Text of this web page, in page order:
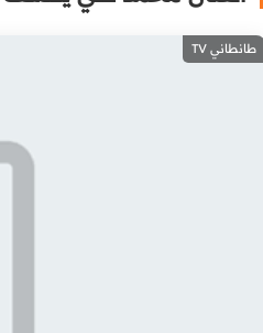
طانطاني TV